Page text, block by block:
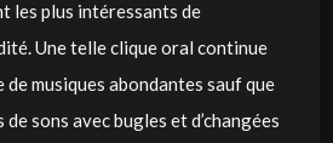
les plus intéressants de
Une telle clique oral continue
de musiques abondantes sauf que
sons avec bugles et d’changées